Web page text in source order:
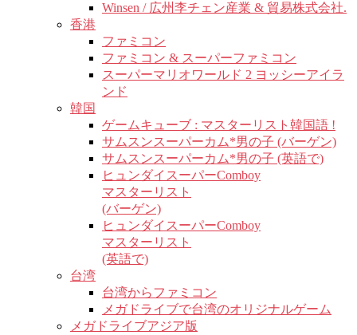
Winsen / 広州李チェン産業 & 貿易株式会社.
香港
ファミコン
ファミコン & スーパーファミコン
スーパーマリオワールド 2 ヨッシーアイラ
ンド
韓国
ゲームキューブ : マスターリスト韓国語 !
サムスンスーパーカム*男の子 (バーゲン)
サムスンスーパーカム*男の子 (英語で)
ヒュンダイスーパーComboy
マスターリスト
(バーゲン)
ヒュンダイスーパーComboy
マスターリスト
(英語で)
台湾
台湾からファミコン
メガドライブで台湾のオリジナルゲーム
メガドライブアジア版